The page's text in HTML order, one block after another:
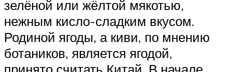
зелёной или жёлтой мякотью,
нежным кисло-сладким вкусом.
Родиной ягоды, а киви, по мнению
ботаников, является ягодой,